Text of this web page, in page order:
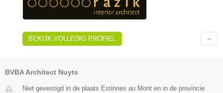
BEKIJK VOLLEDIG PROFIEL
BVBA Architect Nuyts
Niet gevestigd in de plaats Estinnes au Mont en in de provincie